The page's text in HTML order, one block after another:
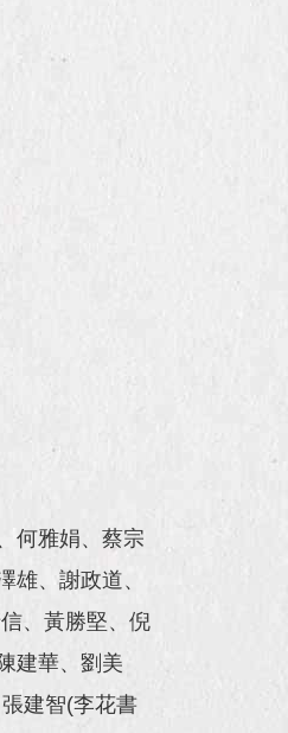
何雅娟、蔡宗
、謝政道、
、黃勝堅、倪
建華、劉美
建智(李花書